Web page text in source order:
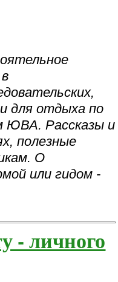
для отдыха по
ЮВА. Рассказы и
полезные
О
или гидом -
- личного